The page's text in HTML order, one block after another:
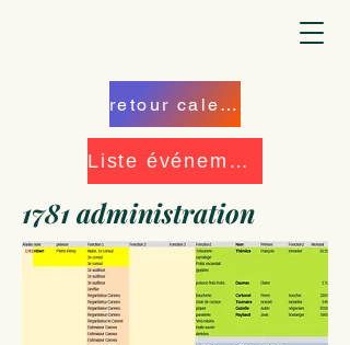
retour calendrier
Liste événements
1781 administration